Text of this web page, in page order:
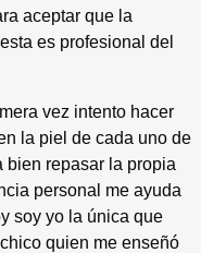
aceptar que la
es profesional del
vez intento hacer
la piel de cada uno de
bien repasar la propia
personal me ayuda
soy yo la única que
quien me enseñó